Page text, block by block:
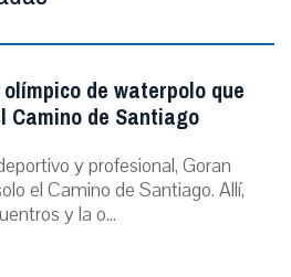
de waterpolo que
Camino de Santiago
y profesional, Goran
el Camino de Santiago. Allí,
y la o...